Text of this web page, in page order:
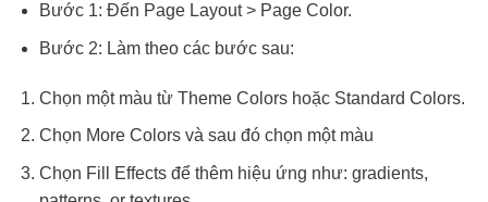
Bước 1: Đến Page Layout > Page Color.
Bước 2: Làm theo các bước sau:
Chọn một màu từ Theme Colors hoặc Standard Colors.
Chọn More Colors và sau đó chọn một màu
Chọn Fill Effects để thêm hiệu ứng như: gradients,